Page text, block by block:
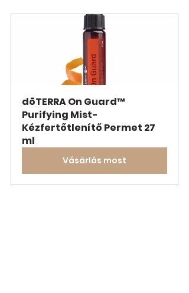
dōTERRA On Guard™
Purifying Mist-
Kézfertőtlenítő Permet 27
ml
Vásárlás most